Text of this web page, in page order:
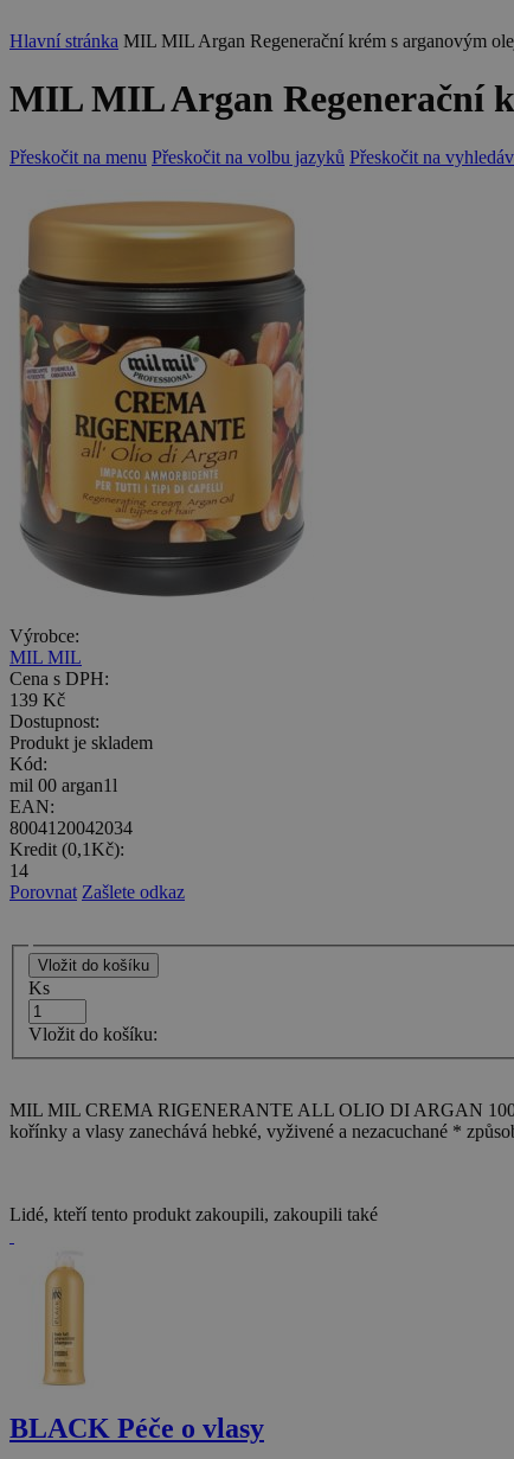
Hlavní stránka MIL MIL Argan Regenerační krém s arganovým
MIL MIL Argan Regenerační
Přeskočit na menu Přeskočit na volbu jazyků Přeskočit na
Výrobce:
MIL MIL
Cena s DPH:
139 Kč
Dostupnost:
Produkt je skladem
Kód:
mil 00 argan1l
EAN:
8004120042034
Kredit (0,1Kč):
14
Porovnat Zašlete odkaz
Ks
Vložit do košíku:
MIL MIL CREMA RIGENERANTE ALL OLIO DI ARGAN
kořínky a vlasy zanechává hebké, vyživené a nezacuchané *
Lidé, kteří tento produkt zakoupili, zakoupili také
BLACK Péče o vlasy